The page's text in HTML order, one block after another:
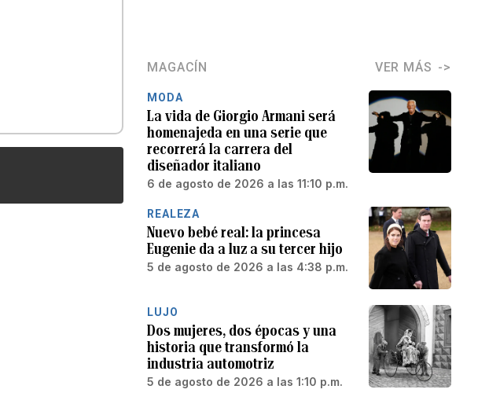
MAGACÍN VER MÁS
MODA
La vida de Giorgio Armani será
homenajeda en una serie que
recorrerá la carrera del
diseñador italiano
6 de agosto de 2026 a las 11:10 p.m.
REALEZA
Nuevo bebé real: la princesa
Eugenie da a luz a su tercer hijo
5 de agosto de 2026 a las 4:38 p.m.
LUJO
Dos mujeres, dos épocas y una
historia que transformó la
industria automotriz
5 de agosto de 2026 a las 1:10 p.m.